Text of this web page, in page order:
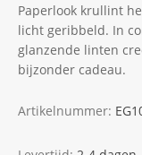
Paperlook krullint
licht geribbeld. In
glanzende linten
bijzonder cadeau.
Artikelnummer: